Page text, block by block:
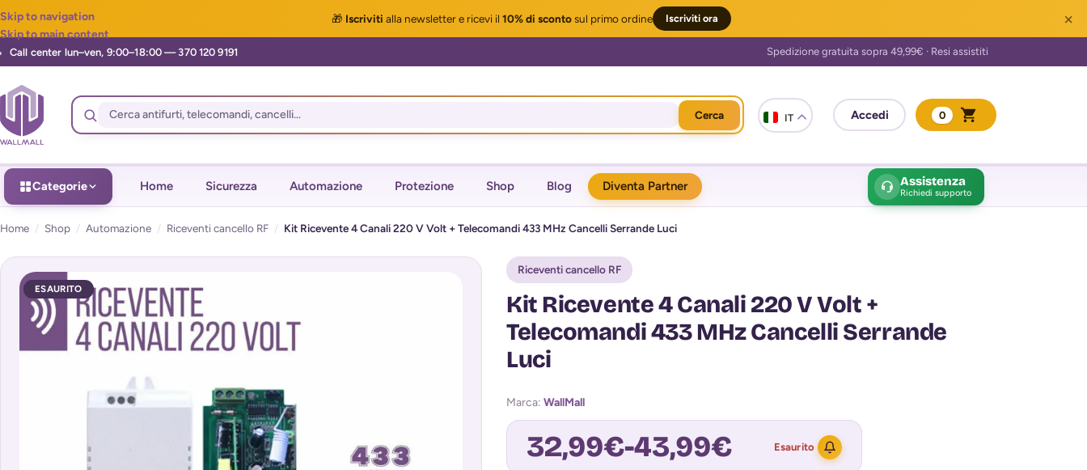
🎁 Iscriviti alla newslettere ricevi il 10% di scontosul primo ordine Iscriviti ora ×
Skip to navigation
Skip to main content
Cerca IT 0
Categorie Home Sicurezza Automazione Protezione Shop Blog Diventa Partner Assistenza
Richiedi supporto
Home / Shop / Automazione / Riceventi cancello RF / Kit Ricevente 4 Canali 220 V Volt + Telecomandi 433 MHz Cancelli Serrande Luci
ESAURITO
Riceventi cancello RF
Kit Ricevente 4 Canali 220 V Volt +
Telecomandi 433 MHz Cancelli Serrande
Luci
Marca: WallMall
32,99€-43,99€ Esaurito